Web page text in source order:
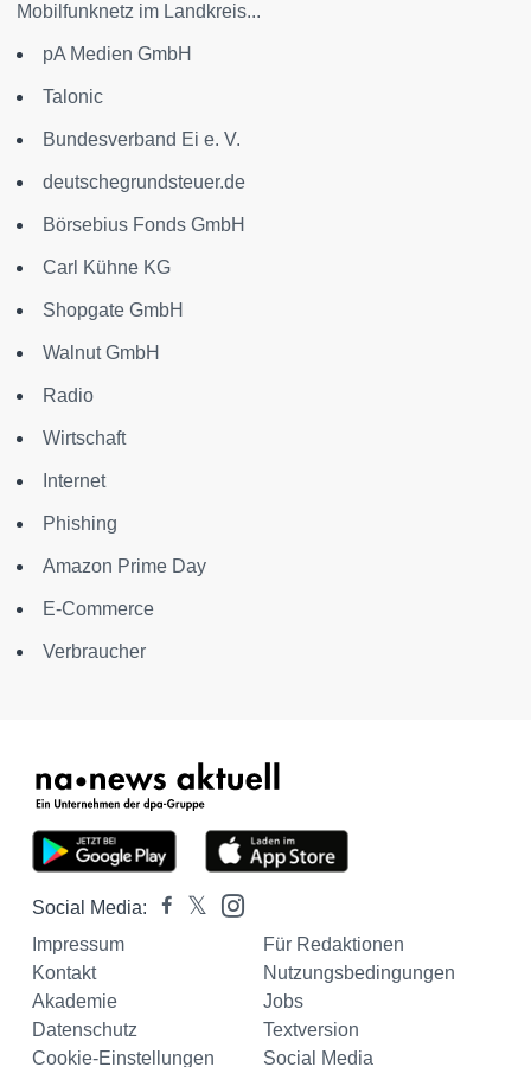
Mobilfunknetz im Landkreis...
pA Medien GmbH
Talonic
Bundesverband Ei e. V.
deutschegrundsteuer.de
Börsebius Fonds GmbH
Carl Kühne KG
Shopgate GmbH
Walnut GmbH
Radio
Wirtschaft
Internet
Phishing
Amazon Prime Day
E-Commerce
Verbraucher
Social Media:
Impressum
Für Redaktionen
Kontakt
Nutzungsbedingungen
Akademie
Jobs
Datenschutz
Textversion
Cookie-Einstellungen
Social Media